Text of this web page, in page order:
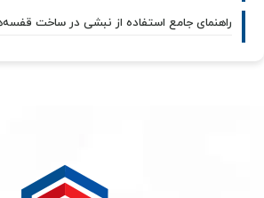
راهنمای جامع استفاده از نبشی در ساخت